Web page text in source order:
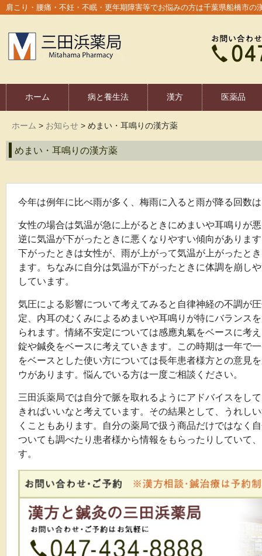
肩こり・腰痛・不妊・不眠・更年期障害等でお悩みの方は千葉県船橋市
ホーム 病と養生法 漢方 医薬品
ホーム > お知らせ > めまい・耳鳴りの漢方薬
めまい・耳鳴りの漢方薬
今年は例年に比べ雨が多く、梅雨に入ると雨が降る回数
女性の場合は気温が急に上がるときにめまいや耳鳴りが
逆に気温が下がったときに悪くなりやすい傾向がありま
下がったときは女性が、雨が上がって気温が上がったと
ます。ちなみに自分は気温が下がったときに体調を崩し
しています。
気圧による影響について考えてみると自律神経の不調が
定、内耳のむくみによるめまいや耳鳴りが特にバランス
られます。情緒不安定については感應丸氣をベースに考
錠や鍼灸をベースに考えていきます。この時期は一年で
をベースとした使い方については長年患者様方との意見
ウがあります。悩んでいる方は一度ご相談ください。
三田浜薬局では自分で脈を取れるようにアドバイスをし
きればいいなと考えています。その結果として、うれし
くこともあります。自分の薬局で扱う商品だけではなく
ついても調べたり患者様から情報をもらったりしていて
す。